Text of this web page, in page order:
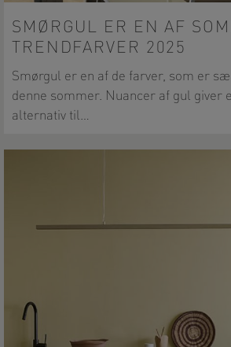
SMØRGUL ER EN AF
TRENDFARVER 2025
Smørgul er en af de farver, som er
denne sommer. Nuancer af gul giver
alternativ til…